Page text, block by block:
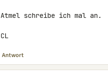
Atmel schreibe ich mal an.
CL
Antwort